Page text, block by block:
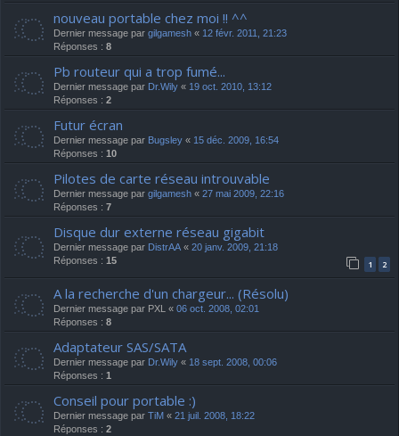
nouveau portable chez moi !! ^^
Dernier message par gilgamesh « 12 févr. 2011, 21:23
Réponses : 8
Pb routeur qui a trop fumé...
Dernier message par Dr.Wily « 19 oct. 2010, 13:12
Réponses : 2
Futur écran
Dernier message par Bugsley « 15 déc. 2009, 16:54
Réponses : 10
Pilotes de carte réseau introuvable
Dernier message par gilgamesh « 27 mai 2009, 22:16
Réponses : 7
Disque dur externe réseau gigabit
Dernier message par DistrAA « 20 janv. 2009, 21:18
Réponses : 15 1 2
A la recherche d'un chargeur... (Résolu)
Dernier message par PXL « 06 oct. 2008, 02:01
Réponses : 8
Adaptateur SAS/SATA
Dernier message par Dr.Wily « 18 sept. 2008, 00:06
Réponses : 1
Conseil pour portable :)
Dernier message par TiM « 21 juil. 2008, 18:22
Réponses : 2